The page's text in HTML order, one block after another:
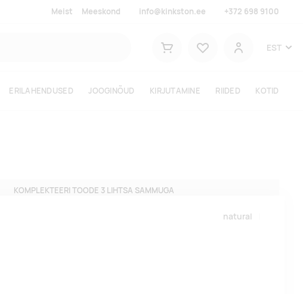
Meist Meeskond info@kinkston.ee +372 698 9100
Ostukorv
Kasutaja
EST
ERILAHENDUSED JOOGINÕUD KIRJUTAMINE RIIDED KOTID
KOMPLEKTEERI TOODE 3 LIHTSA SAMMUGA
natural